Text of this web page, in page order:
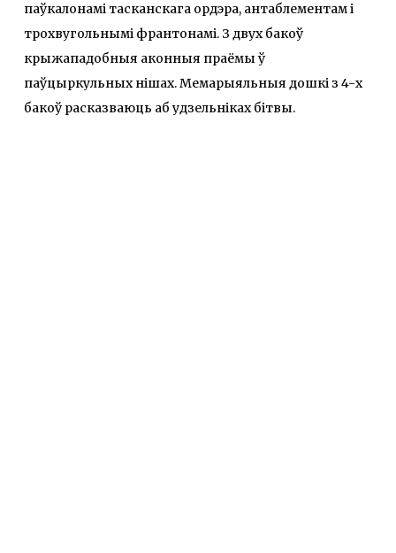
паўкалонамi тасканскага ордэра, антаблементам i
трохвугольнымi франтонамi. З двух бакоў
крыжападобныя аконныя праёмы ў
паўцыркульных нiшах. Мемарыяльныя дошкі з 4-х
бакоў расказваюць аб удзельніках бітвы.